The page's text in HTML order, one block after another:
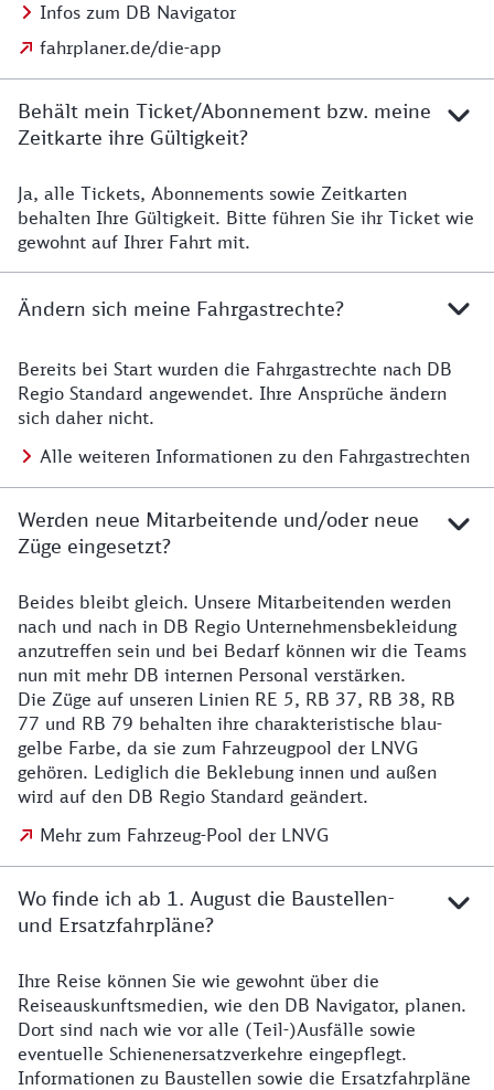
Infos zum DB Navigator
fahrplaner.de/die-app
Behält mein Ticket/Abonnement bzw. meine
Zeitkarte ihre Gültigkeit?
Details zur Zeitkarte
Ja, alle Tickets, Abonnements sowie Zeitkarten
behalten Ihre Gültigkeit. Bitte führen Sie ihr Ticket wie
gewohnt auf Ihrer Fahrt mit.
Ändern sich meine Fahrgastrechte?
Details zu Fahrgastrechten
Bereits bei Start wurden die Fahrgastrechte nach DB
Regio Standard angewendet. Ihre Ansprüche ändern
sich daher nicht.
Alle weiteren Informationen zu den Fahrgastrechten
Werden neue Mitarbeitende und/oder neue
Züge eingesetzt?
Details zu den Mitarbeitenden
Beides bleibt gleich. Unsere Mitarbeitenden werden
nach und nach in DB Regio Unternehmensbekleidung
anzutreffen sein und bei Bedarf können wir die Teams
nun mit mehr DB internen Personal verstärken.
Die Züge auf unseren Linien RE 5, RB 37, RB 38, RB
77 und RB 79 behalten ihre charakteristische blau-
gelbe Farbe, da sie zum Fahrzeugpool der LNVG
gehören. Lediglich die Beklebung innen und außen
wird auf den DB Regio Standard geändert.
Mehr zum Fahrzeug-Pool der LNVG
Wo finde ich ab 1. August die Baustellen-
und Ersatzfahrpläne?
Details zu Baustelle
Ihre Reise können Sie wie gewohnt über die
Reiseauskunftsmedien, wie den DB Navigator, planen.
Dort sind nach wie vor alle (Teil-)Ausfälle sowie
eventuelle Schienenersatzverkehre eingepflegt.
Informationen zu Baustellen sowie die Ersatzfahrpläne